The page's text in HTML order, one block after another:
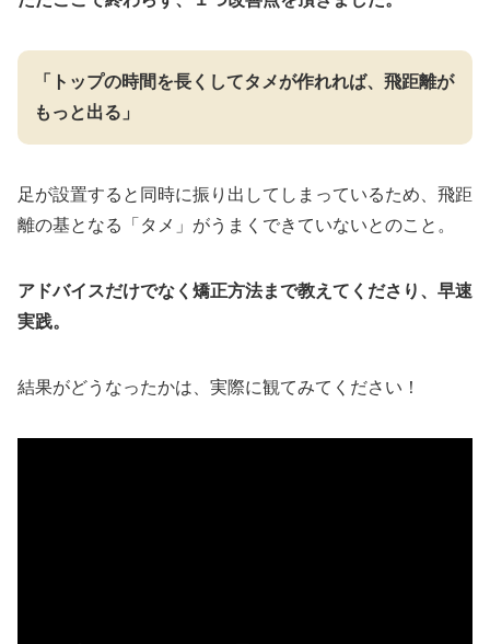
「トップの時間を長くしてタメが作れれば、飛距離が
もっと出る」
足が設置すると同時に振り出してしまっているため、飛距
離の基となる「タメ」がうまくできていないとのこと。
アドバイスだけでなく矯正方法まで教えてくださり、早速
実践。
結果がどうなったかは、実際に観てみてください！